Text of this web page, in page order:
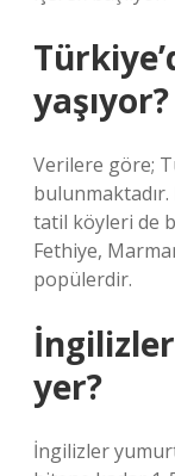
yaşıyor?
Verilere göre;
bulunmaktadır.
tatil köyleri de
Fethiye,
popülerdir.
yer?
İngilizler